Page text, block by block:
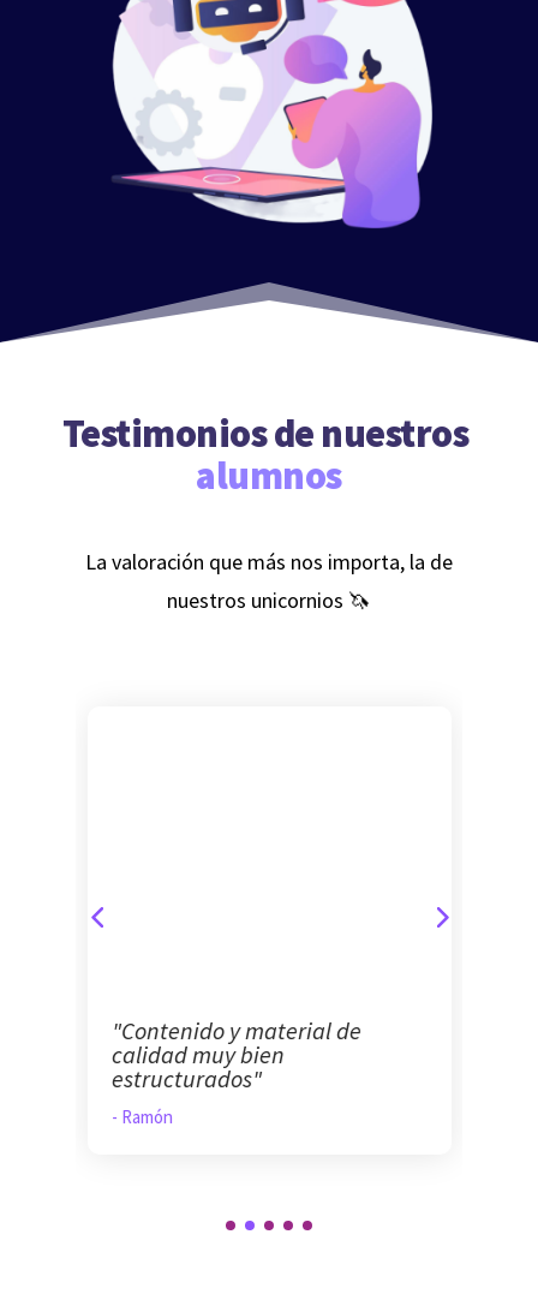
Testimonios de nuestros
alumnos
La valoración que más nos importa, la de
nuestros unicornios 🦄
"Contenido y material de
calidad muy bien
estructurados"
- Ramón